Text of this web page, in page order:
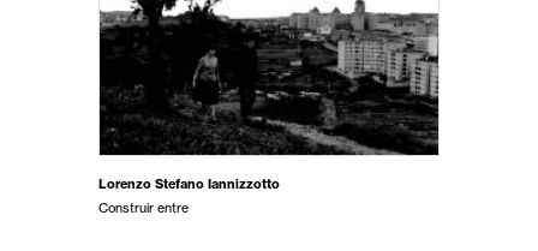
Lorenzo Stefano Iannizzotto
Construir entre